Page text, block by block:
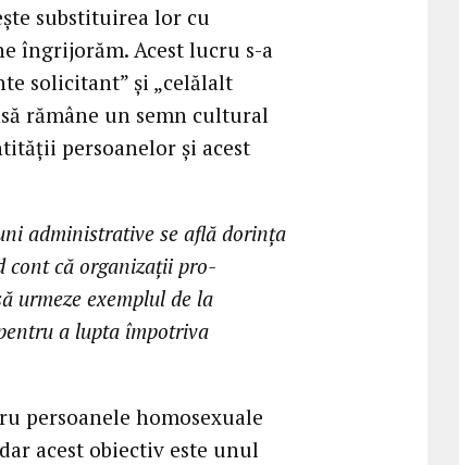
substituirea lor cu
îngrijorăm. Acest lucru s-a
solicitant” şi „celălalt
rămâne un semn cultural
persoanelor şi acest
administrative se află dorinţa
cont că organizaţii pro-
urmeze exemplul de la
a lupta împotriva
persoanele homosexuale
acest obiectiv este unul